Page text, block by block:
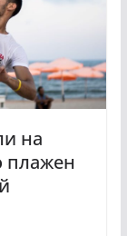
на
плажен